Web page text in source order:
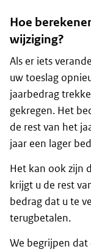
Hoe
wijziging?
Als er iets
uw toeslag
jaarbedrag
gekregen. Het
de rest van het
jaar een lager
Het kan ook zijn
krijgt u de rest
bedrag dat u te
terugbetalen.
We begrijpen